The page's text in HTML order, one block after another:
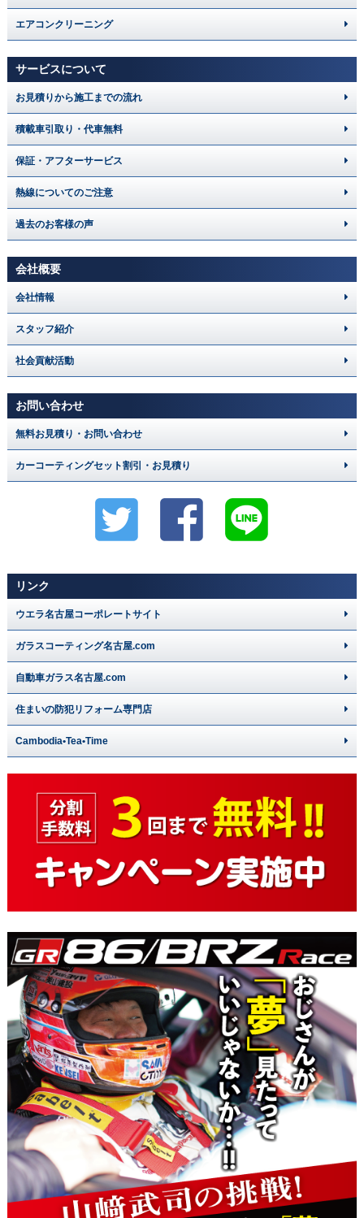
エアコンクリーニング
サービスについて
お見積りから施工までの流れ
積載車引取り・代車無料
保証・アフターサービス
熱線についてのご注意
過去のお客様の声
会社概要
会社情報
スタッフ紹介
社会貢献活動
お問い合わせ
無料お見積り・お問い合わせ
カーコーティングセット割引・お見積り
リンク
ウエラ名古屋コーポレートサイト
ガラスコーティング名古屋.com
自動車ガラス名古屋.com
住まいの防犯リフォーム専門店
Cambodia•Tea•Time